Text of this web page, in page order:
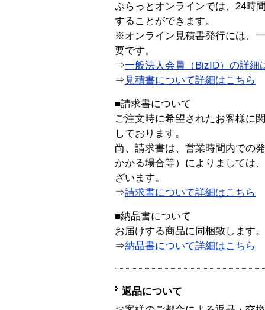
ぷらっとオンラインでは、24時
することができます。
※オンライン見積書発行には、
要です。
⇒一般法人会員（BizID）の詳細
⇒ 見積書について詳細はこちら
■請求書について
ご注文時に希望されたお客様に
しております。
尚、請求書は、営業時間内での
かかる場合等）によりましては
ざいます。
⇒請求書について詳細はこちら
■納品書について
お届けする商品に同梱致します。
⇒納品書について詳細はこちら
返品について